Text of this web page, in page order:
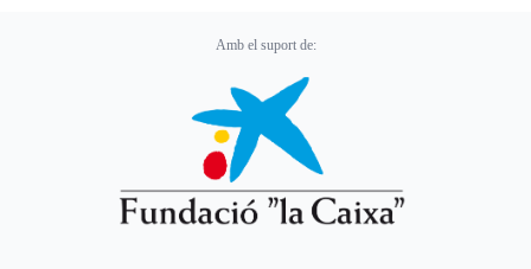
Amb el suport de: